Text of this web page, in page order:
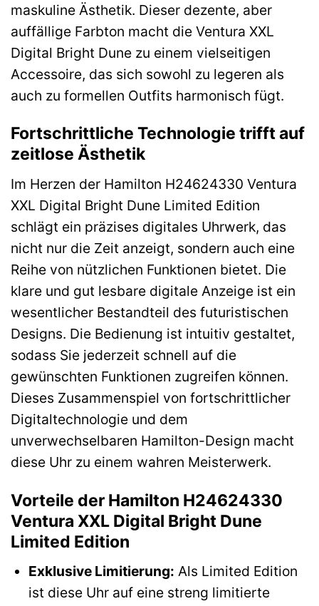
maskuline Ästhetik. Dieser dezente, aber
auffällige Farbton macht die Ventura XXL
Digital Bright Dune zu einem vielseitigen
Accessoire, das sich sowohl zu legeren als
auch zu formellen Outfits harmonisch fügt.
Fortschrittliche Technologie trifft auf
zeitlose Ästhetik
Im Herzen der Hamilton H24624330 Ventura
XXL Digital Bright Dune Limited Edition
schlägt ein präzises digitales Uhrwerk, das
nicht nur die Zeit anzeigt, sondern auch eine
Reihe von nützlichen Funktionen bietet. Die
klare und gut lesbare digitale Anzeige ist ein
wesentlicher Bestandteil des futuristischen
Designs. Die Bedienung ist intuitiv gestaltet,
sodass Sie jederzeit schnell auf die
gewünschten Funktionen zugreifen können.
Dieses Zusammenspiel von fortschrittlicher
Digitaltechnologie und dem
unverwechselbaren Hamilton-Design macht
diese Uhr zu einem wahren Meisterwerk.
Vorteile der Hamilton H24624330
Ventura XXL Digital Bright Dune
Limited Edition
Exklusive Limitierung: Als Limited Edition
ist diese Uhr auf eine streng limitierte